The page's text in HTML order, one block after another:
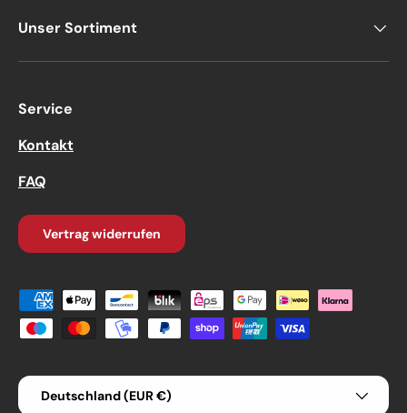
Unser Sortiment
Service
Kontakt
FAQ
Vertrag widerrufen
Zahlungsmethoden
Land/Region
Deutschland (EUR €)